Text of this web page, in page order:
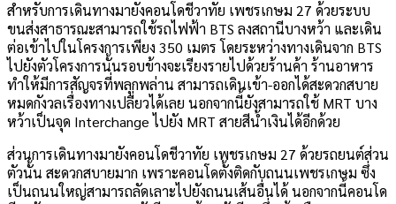
สำหรับการเดินทางมายังคอนโดชีวาทัย เพชรเกษม 27 ด้วยระบบ
ขนส่งสาธารณะสามารถใช้รถไฟฟ้า BTS ลงสถานีบางหว้า และเดิน
ต่อเข้าไปในโครงการเพียง 350 เมตร โดยระหว่างทางเดินจาก BTS
ไปยังตัวโครงการนั้นรอบข้างจะเรียงรายไปด้วยร้านค้า ร้านอาหาร
ทำให้มีการสัญจรที่พลุกพล่าน สามารถเดินเข้า-ออกได้สะดวกสบาย
หมดกังวลเรื่องทางเปลี่ยวได้เลย นอกจากนี้ยังสามารถใช้ MRT บาง
หว้าเป็นจุด Interchange ไปยัง MRT สายสีน้ำเงินได้อีกด้วย
ส่วนการเดินทางมายังคอนโดชีวาทัย เพชรเกษม 27 ด้วยรถยนต์ส่วน
ตัวนั้น สะดวกสบายมาก เพราะคอนโดตั้งติดกับถนนเพชรเกษม ซึ่ง
เป็นถนนใหญ่สามารถลัดเลาะไปยังถนนเส้นอื่นได้ นอกจากนี้คอนโด